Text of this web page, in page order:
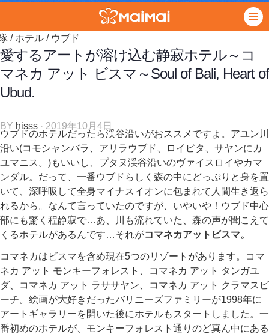
/ ホテル / ウブド
愛するアートが溶け込む静寂ホテル～コ
マネカ アット ビスマ～Soul of Bali, Heart of
Ubud.
BY hisss · 2019年10月4日
ウブドのホテルだったら渓谷沿いがおススメですよ。アユン川
沿い(コモシャンバラ、アリラウブド、ロイピタ、サヤンにカ
ユマニス。)もいいし、プタヌ渓谷沿いのヴァイスロイやカマ
ンダル。だって、一番ウブドらしく森の中にどっぷりと身を置
いて、深呼吸して全身マイナスイオンに包まれて人間生き返ら
れるから。なんて言っていたのですが、いやいや！ウブド中心
部にも驚く程静寂で…あ、川も流れていた、森の声が聞こえて
くるホテルがあるんです…それがコマネカアットビスマ。
コマネカはビスマを含め現在5つのリゾートがあります。コマ
ネカ アット モンキーフォレスト、コマネカ アット タンガユ
ダ、コマネカ アット ラササヤン、コマネカ アット クラマスビ
ーチ。絵画が大好きだったバリニーズファミリーが1998年に
アートギャラリーを開いた後にホテルもスタートしました。一
番初めのホテルが、モンキーフォレスト通りのど真ん中にある